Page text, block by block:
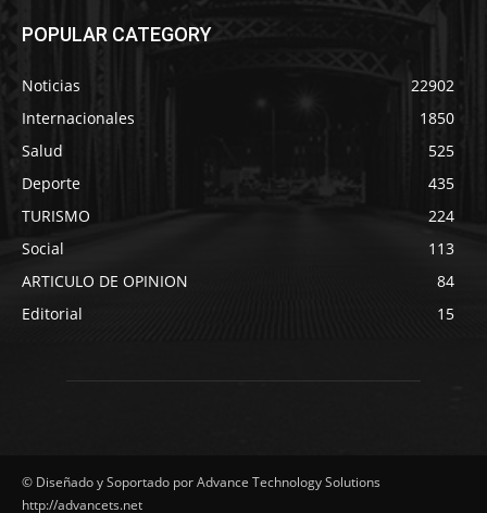
POPULAR CATEGORY
Noticias
22902
Internacionales
1850
Salud
525
Deporte
435
TURISMO
224
Social
113
ARTICULO DE OPINION
84
Editorial
15
© Diseñado y Soportado por Advance Technology Solutions
http://advancets.net